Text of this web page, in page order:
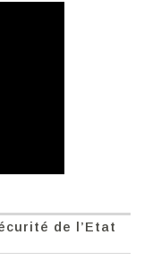
de l’Etat